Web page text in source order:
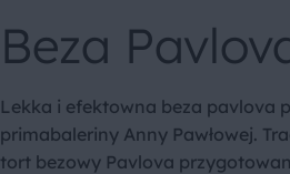
Beza
Lekka i efektowna beza pavlova
primabaleriny Anny Pawłowej.
tort bezowy Pavlova